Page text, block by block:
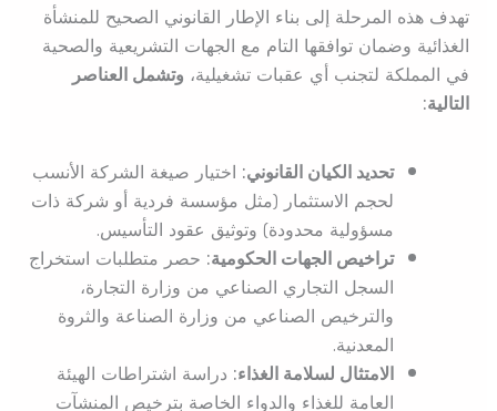
تهدف هذه المرحلة إلى بناء الإطار القانوني الصحيح للمنشأة
الغذائية وضمان توافقها التام مع الجهات التشريعية والصحية
في المملكة لتجنب أي عقبات تشغيلية، وتشمل العناصر
التالية:
تحديد الكيان القانوني:اختيار صيغة الشركة الأنسب
لحجم الاستثمار (مثل مؤسسة فردية أو شركة ذات
مسؤولية محدودة) وتوثيق عقود التأسيس.
تراخيص الجهات الحكومية:حصر متطلبات استخراج
السجل التجاري الصناعي من وزارة التجارة،
والترخيص الصناعي من وزارة الصناعة والثروة
المعدنية.
الامتثال لسلامة الغذاء:دراسة اشتراطات الهيئة
العامة للغذاء والدواء الخاصة بترخيص المنشآت